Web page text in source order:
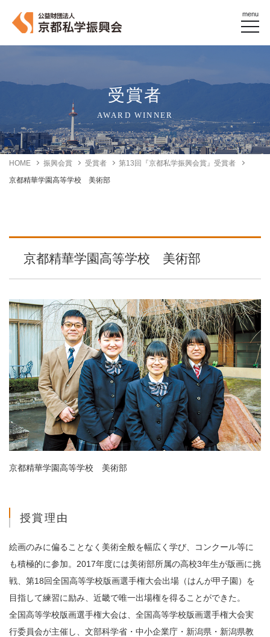
menu
受賞者
AWARD WINNER
HOME 振興会賞 受賞者
第13回『京都私学振興会賞』受賞者
京都精華学園高等学校 美術部
京都精華学園高等学校 美術部
京都精華学園高等学校 美術部
授賞理由
絵画のみに偏ることなく美術全般を幅広く学び、コンクール等に
も積極的に参加。2017年度には美術部所属の高校3年生が版画に挑
戦、第18回全国高等学校版画選手権大会出場（はんが甲子園）を
目指して練習に励み、近畿で唯一出場権を得ることができた。
全国高等学校版画選手権大会は、全国高等学校版画選手権大会実
行委員会が主催し、文部科学省・中小企業庁・新潟県・新潟県教